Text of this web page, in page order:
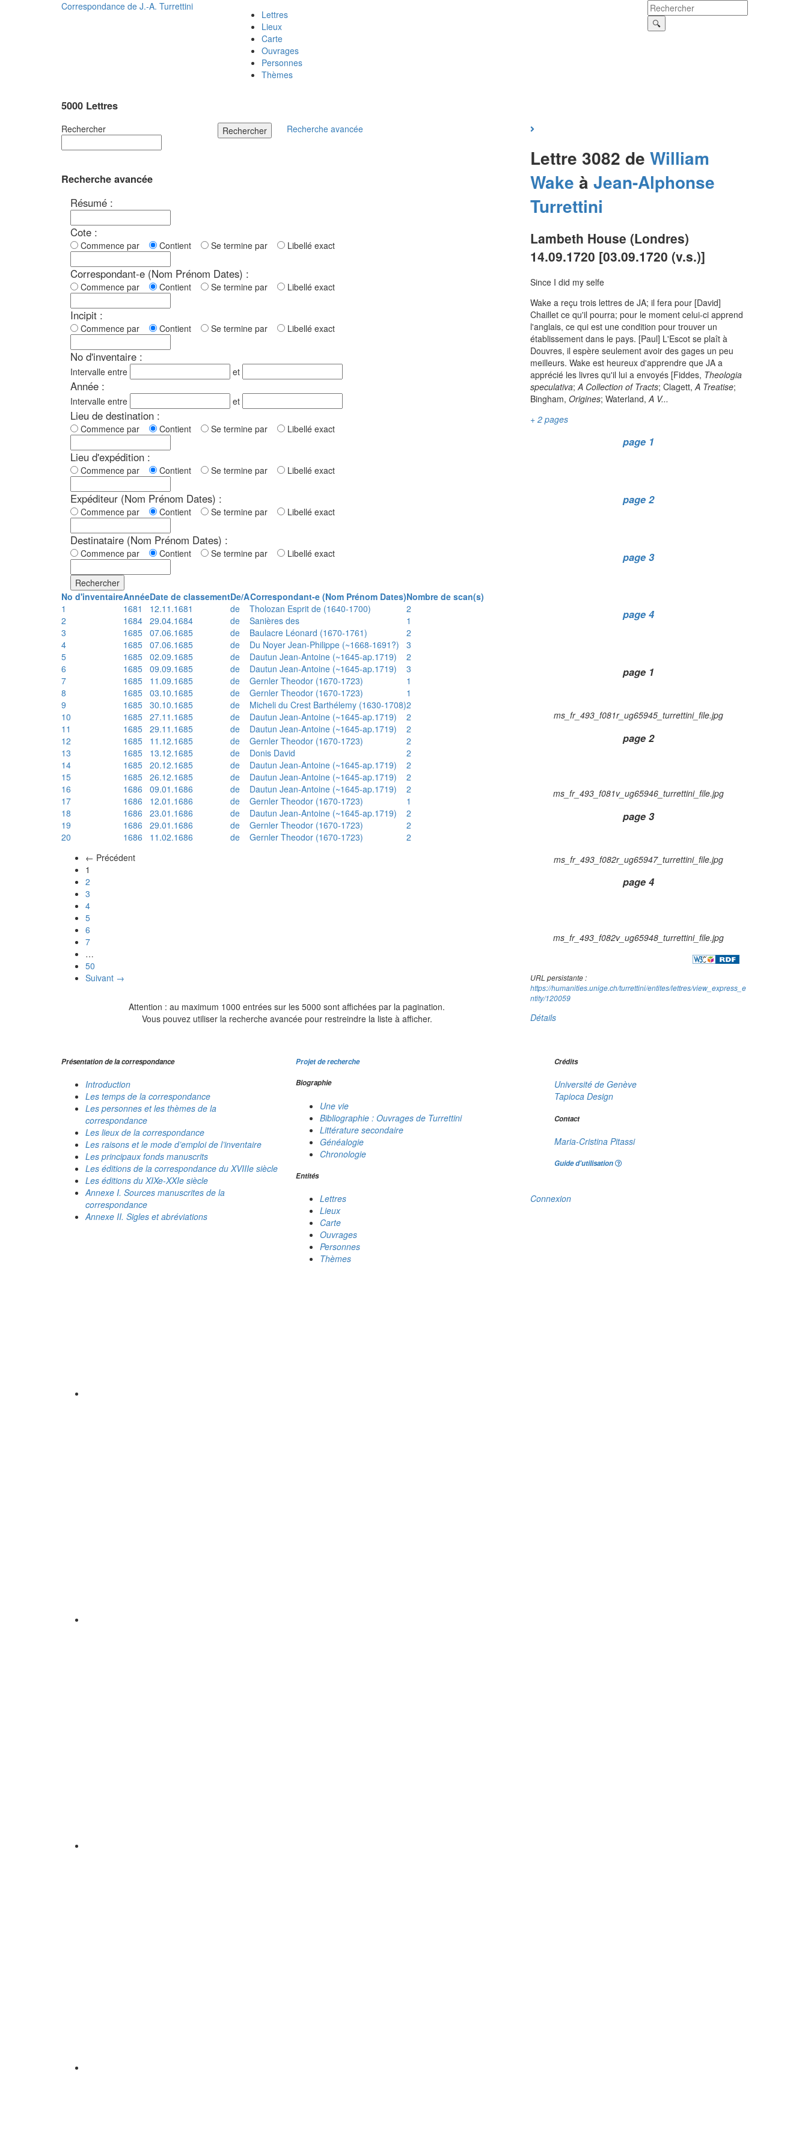
Correspondance de J.-A. Turrettini
Lettres
Lieux
Carte
Ouvrages
Personnes
Thèmes
5000 Lettres
Rechercher Rechercher Recherche avancée
Recherche avancée
Résumé :
Cote :
Commence par Contient Se termine par Libellé exact
Correspondant-e (Nom Prénom Dates) :
Commence par Contient Se termine par Libellé exact
Incipit :
Commence par Contient Se termine par Libellé exact
No d'inventaire :
Intervalle entre et
Année :
Intervalle entre et
Lieu de destination :
Commence par Contient Se termine par Libellé exact
Lieu d'expédition :
Commence par Contient Se termine par Libellé exact
Expéditeur (Nom Prénom Dates) :
Commence par Contient Se termine par Libellé exact
Destinataire (Nom Prénom Dates) :
Commence par Contient Se termine par Libellé exact
Rechercher
No d'inventaireAnnéeDate de classementDe/ACorrespondant-e (Nom Prénom Dates)Nombre de scan(s)
1
1681 12.11.1681 de Tholozan Esprit de (1640-1700)
2
2
1684 29.04.1684 de Sanières des
1
3
1685 07.06.1685 de Baulacre Léonard (1670-1761)
2
4
1685 07.06.1685 de Du Noyer Jean-Philippe (~1668-1691?)
3
5
1685 02.09.1685 de Dautun Jean-Antoine (~1645-ap.1719)
2
6
1685 09.09.1685 de Dautun Jean-Antoine (~1645-ap.1719)
3
7
1685 11.09.1685 de Gernler Theodor (1670-1723)
1
8
1685 03.10.1685 de Gernler Theodor (1670-1723)
1
9
1685 30.10.1685 de Micheli du Crest Barthélemy (1630-1708)2
10
1685 27.11.1685 de Dautun Jean-Antoine (~1645-ap.1719)
2
11
1685 29.11.1685 de Dautun Jean-Antoine (~1645-ap.1719)
2
12
1685 11.12.1685 de Gernler Theodor (1670-1723)
2
13
1685 13.12.1685 de Donis David
2
14
1685 20.12.1685 de Dautun Jean-Antoine (~1645-ap.1719)
2
15
1685 26.12.1685 de Dautun Jean-Antoine (~1645-ap.1719)
2
16
1686 09.01.1686 de Dautun Jean-Antoine (~1645-ap.1719)
2
17
1686 12.01.1686 de Gernler Theodor (1670-1723)
1
18
1686 23.01.1686 de Dautun Jean-Antoine (~1645-ap.1719)
2
19
1686 29.01.1686 de Gernler Theodor (1670-1723)
2
20
1686 11.02.1686 de Gernler Theodor (1670-1723)
2
← Précédent
1
2
3
4
5
6
7
…
50
Suivant →
Attention : au maximum 1000 entrées sur les 5000 sont affichées par la pagination.
Vous pouvez utiliser la recherche avancée pour restreindre la liste à afficher.
Lettre 3082 de William
Wake à Jean-Alphonse
Turrettini
Lambeth House (Londres)
14.09.1720 [03.09.1720 (v.s.)]
Since I did my selfe
Wake a reçu trois lettres de JA; il fera pour [David]
Chaillet ce qu'il pourra; pour le moment celui-ci apprend
l'anglais, ce qui est une condition pour trouver un
établissement dans le pays. [Paul] L'Escot se plaît à
Douvres, il espère seulement avoir des gages un peu
meilleurs. Wake est heureux d'apprendre que JA a
apprécié les livres qu'il lui a envoyés [Fiddes, Theologia
speculativa; A Collection of Tracts; Clagett, A Treatise;
Bingham, Origines; Waterland, A V...
+ 2 pages
page 1
page 2
page 3
page 4
page 1
ms_fr_493_f081r_ug65945_turrettini_file.jpg
page 2
ms_fr_493_f081v_ug65946_turrettini_file.jpg
page 3
ms_fr_493_f082r_ug65947_turrettini_file.jpg
page 4
ms_fr_493_f082v_ug65948_turrettini_file.jpg
URL persistante :
https://humanities.unige.ch/turrettini/entites/lettres/view_express_e
ntity/120059
Détails
Présentation de la correspondance
Introduction
Les temps de la correspondance
Les personnes et les thèmes de la
correspondance
Les lieux de la correspondance
Les raisons et le mode d’emploi de l’inventaire
Les principaux fonds manuscrits
Les éditions de la correspondance du XVIIIe siècle
Les éditions du XIXe-XXIe siècle
Annexe I. Sources manuscrites de la
correspondance
Annexe II. Sigles et abréviations
Projet de recherche
Biographie
Une vie
Bibliographie : Ouvrages de Turrettini
Littérature secondaire
Généalogie
Chronologie
Entités
Lettres
Lieux
Carte
Ouvrages
Personnes
Thèmes
Crédits
Université de Genève
Tapioca Design
Contact
Maria-Cristina Pitassi
Guide d'utilisation
Connexion